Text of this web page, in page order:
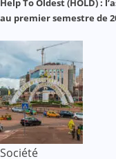
Help To Oldest (HOLD) :
au premier semestre de
Société